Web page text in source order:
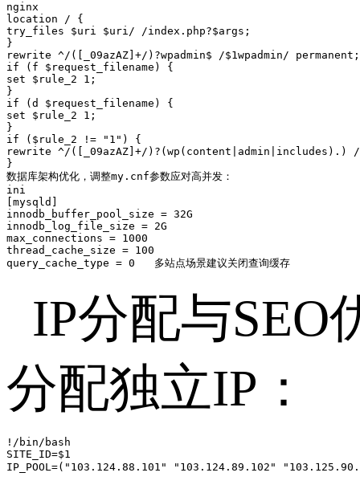
nginx
location / {
try_files $uri $uri/ /index.php?$args;
}
rewrite ^/([_09azAZ]+/)?wpadmin$ /$1wpadmin/
if (f $request_filename) {
set $rule_2 1;
}
if (d $request_filename) {
set $rule_2 1;
}
if ($rule_2 != "1") {
rewrite ^/([_09azAZ]+/
}
数据库架构优化，调整my.cnf参数应对高并发：
ini
[mysqld]
innodb_buffer_pool_size = 32G
innodb_log_file_size = 2G
max_connections = 1000
thread_cache_size = 100
IP分配与SEO
分配独立IP：
!/bin/bash
SITE_ID=$1
IP_POOL=("103.124.88.101" "103.124.89.102"